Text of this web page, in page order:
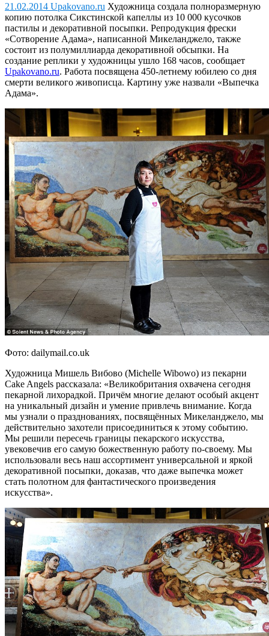
21.02.2014 Upakovano.ru Художница создала полноразмерную
копию потолка Сикстинской капеллы из 10 000 кусочков
пастилы и декоративной посыпки. Репродукция фрески
«Сотворение Адама», написанной Микеланджело, также
состоит из полумиллиарда декоративной обсыпки. На
создание реплики у художницы ушло 168 часов, сообщает
Upakovano.ru. Работа посвящена 450-летнему юбилею со дня
смерти великого живописца. Картину уже назвали «Выпечка
Адама».
Фото: dailymail.co.uk
Художница Мишель Вибово (Michelle Wibowo) из пекарни
Cake Angels рассказала: «Великобритания охвачена сегодня
пекарной лихорадкой. Причём многие делают особый акцент
на уникальный дизайн и умение привлечь внимание. Когда
мы узнали о празднованиях, посвящённых Микеланджело, мы
действительно захотели присоединиться к этому событию.
Мы решили пересечь границы пекарского искусства,
увековечив его самую божественную работу по-своему. Мы
использовали весь наш ассортимент универсальной и яркой
декоративной посыпки, доказав, что даже выпечка может
стать полотном для фантастического произведения
искусства».